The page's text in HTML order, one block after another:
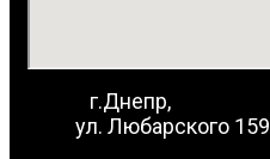
г.Днепр,
ул. Любарского 159